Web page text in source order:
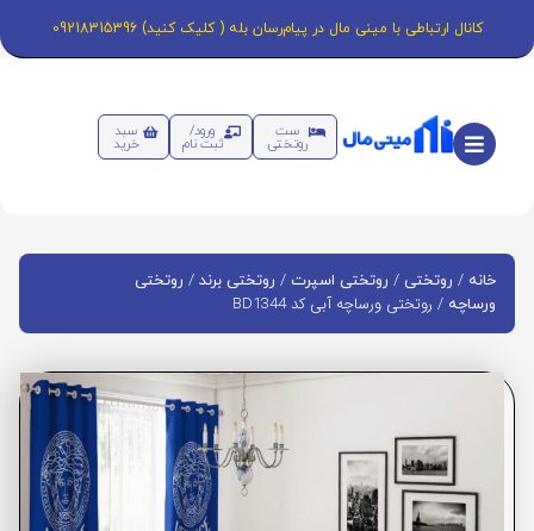
کانال ارتباطی با مینی مال در پیام‌رسان بله ( کلیک کنید) 09218315396
ست
روتختی
ورود/
ثبت نام
سبد
خرید
خانه / روتختی / روتختی اسپرت / روتختی برند / روتختی
ورساچه / روتختی ورساچه آبی کد BD1344